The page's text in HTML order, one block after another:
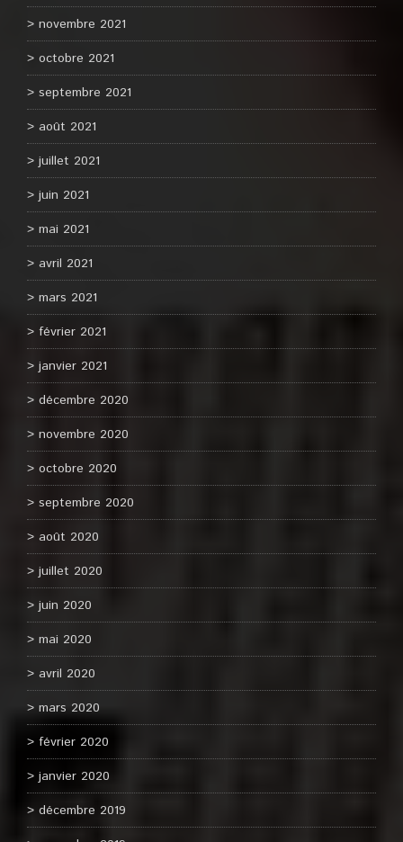
novembre 2021
octobre 2021
septembre 2021
août 2021
juillet 2021
juin 2021
mai 2021
avril 2021
mars 2021
février 2021
janvier 2021
décembre 2020
novembre 2020
octobre 2020
septembre 2020
août 2020
juillet 2020
juin 2020
mai 2020
avril 2020
mars 2020
février 2020
janvier 2020
décembre 2019